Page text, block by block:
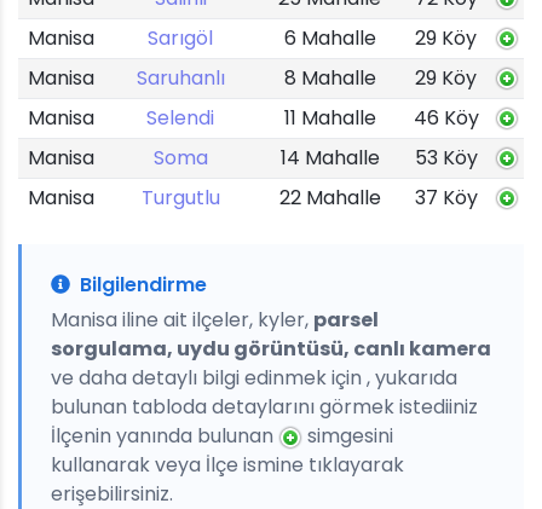
Manisa
Sarıgöl 6 Mahalle
29 Köy
Manisa
Saruhanlı 8 Mahalle
29 Köy
Manisa
Selendi 11 Mahalle
46 Köy
Manisa
Soma 14 Mahalle
53 Köy
Manisa
Turgutlu 22 Mahalle 37 Köy
Bilgilendirme
Manisa iline ait ilçeler, kyler, parsel
sorgulama, uydu görüntüsü, canlı kamera
ve daha detaylı bilgi edinmek için , yukarıda
bulunan tabloda detaylarını görmek istediiniz
İlçenin yanında bulunan
simgesini
kullanarak veya İlçe ismine tıklayarak
erişebilirsiniz.